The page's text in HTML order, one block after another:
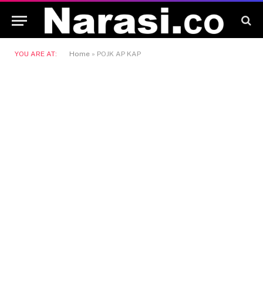
YOU ARE AT: Home » POJK AP KAP